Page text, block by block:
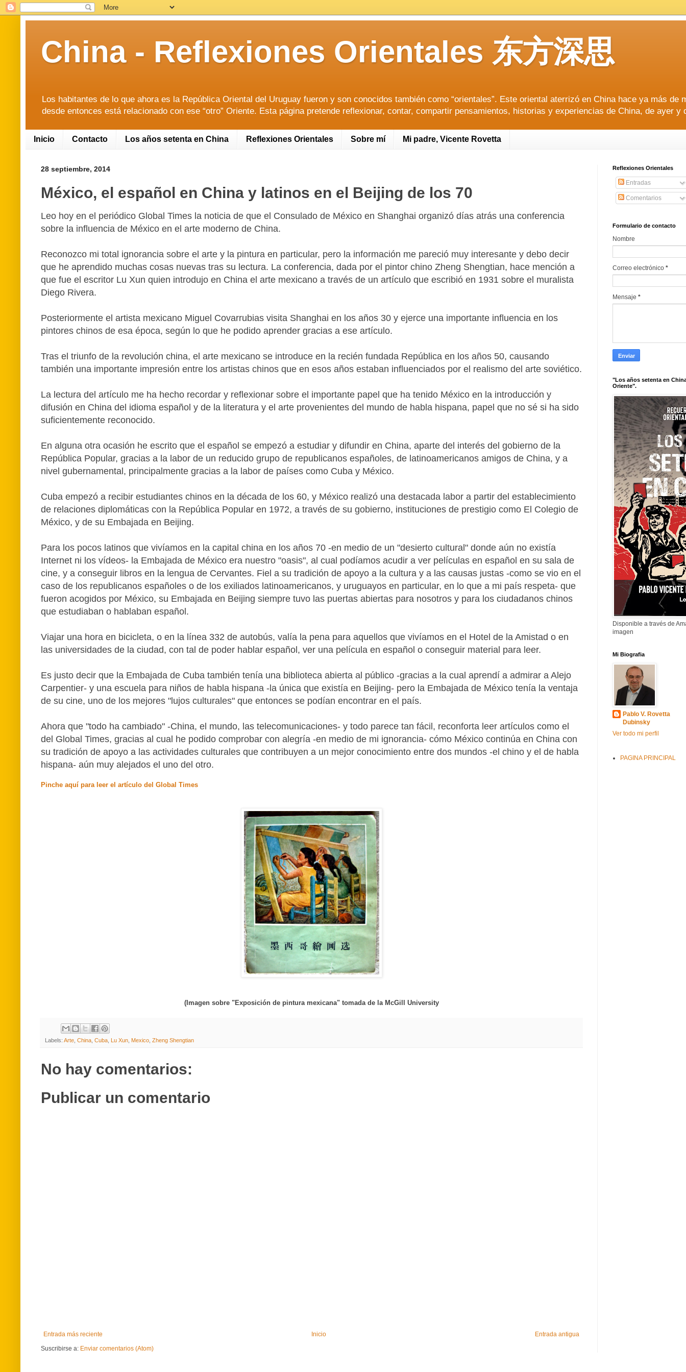
China - Reflexiones Orientales 东方深思
Los habitantes de lo que ahora es la República Oriental del Uruguay fueron y son conocidos también como “orientales”. Este oriental aterrizó en China hace ya más de
desde entonces está relacionado con ese “otro” Oriente. Esta página pretende reflexionar, contar, compartir pensamientos, historias y experiencias de China, de ayer y
Inicio Contacto Los años setenta en China Reflexiones Orientales Sobre mí Mi padre, Vicente Rovetta
28 septiembre, 2014
México, el español en China y latinos en el Beijing de los 70
Leo hoy en el periódico Global Times la noticia de que el Consulado de México en Shanghai organizó días atrás una conferencia
sobre la influencia de México en el arte moderno de China.
Reconozco mi total ignorancia sobre el arte y la pintura en particular, pero la información me pareció muy interesante y debo decir
que he aprendido muchas cosas nuevas tras su lectura. La conferencia, dada por el pintor chino Zheng Shengtian, hace mención a
que fue el escritor Lu Xun quien introdujo en China el arte mexicano a través de un artículo que escribió en 1931 sobre el muralista
Diego Rivera.
Posteriormente el artista mexicano Miguel Covarrubias visita Shanghai en los años 30 y ejerce una importante influencia en los
pintores chinos de esa época, según lo que he podido aprender gracias a ese artículo.
Tras el triunfo de la revolución china, el arte mexicano se introduce en la recién fundada República en los años 50, causando
también una importante impresión entre los artistas chinos que en esos años estaban influenciados por el realismo del arte soviético.
La lectura del artículo me ha hecho recordar y reflexionar sobre el importante papel que ha tenido México en la introducción y
difusión en China del idioma español y de la literatura y el arte provenientes del mundo de habla hispana, papel que no sé si ha sido
suficientemente reconocido.
En alguna otra ocasión he escrito que el español se empezó a estudiar y difundir en China, aparte del interés del gobierno de la
República Popular, gracias a la labor de un reducido grupo de republicanos españoles, de latinoamericanos amigos de China, y a
nivel gubernamental, principalmente gracias a la labor de países como Cuba y México.
Cuba empezó a recibir estudiantes chinos en la década de los 60, y México realizó una destacada labor a partir del establecimiento
de relaciones diplomáticas con la República Popular en 1972, a través de su gobierno, instituciones de prestigio como El Colegio de
México, y de su Embajada en Beijing.
Para los pocos latinos que vivíamos en la capital china en los años 70 -en medio de un "desierto cultural" donde aún no existía
Internet ni los vídeos- la Embajada de México era nuestro "oasis", al cual podíamos acudir a ver películas en español en su sala de
cine, y a conseguir libros en la lengua de Cervantes. Fiel a su tradición de apoyo a la cultura y a las causas justas -como se vio en el
caso de los republicanos españoles o de los exiliados latinoamericanos, y uruguayos en particular, en lo que a mi país respeta- que
fueron acogidos por México, su Embajada en Beijing siempre tuvo las puertas abiertas para nosotros y para los ciudadanos chinos
que estudiaban o hablaban español.
Viajar una hora en bicicleta, o en la línea 332 de autobús, valía la pena para aquellos que vivíamos en el Hotel de la Amistad o en
las universidades de la ciudad, con tal de poder hablar español, ver una película en español o conseguir material para leer.
Es justo decir que la Embajada de Cuba también tenía una biblioteca abierta al público -gracias a la cual aprendí a admirar a Alejo
Carpentier- y una escuela para niños de habla hispana -la única que existía en Beijing- pero la Embajada de México tenía la ventaja
de su cine, uno de los mejores "lujos culturales" que entonces se podían encontrar en el país.
Ahora que "todo ha cambiado" -China, el mundo, las telecomunicaciones- y todo parece tan fácil, reconforta leer artículos como el
del Global Times, gracias al cual he podido comprobar con alegría -en medio de mi ignorancia- cómo México continúa en China con
su tradición de apoyo a las actividades culturales que contribuyen a un mejor conocimiento entre dos mundos -el chino y el de habla
hispana- aún muy alejados el uno del otro.
Pinche aquí para leer el artículo del Global Times
(Imagen sobre "Exposición de pintura mexicana" tomada de la McGill University
Labels: Arte China Cuba Lu Xun Mexico Zheng Shengtian
No hay comentarios:
Publicar un comentario
Entrada más reciente Entrada antigua
Inicio
Suscribirse a: Enviar comentarios (Atom)
Reflexiones Orientales
Entradas
Comentarios
Formulario de contacto
Nombre
Correo electrónico *
Mensaje *
"Los años setenta en
Oriente".
Disponible a través de
imagen
Mi Biografia
Pablo V. Rovetta
Dubinsky
Ver todo mi perfil
PAGINA PRINCIPAL